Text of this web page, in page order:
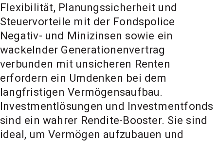
Flexibilität, Planungssicherheit und
Steuervorteile mit der Fondspolice
Negativ- und Minizinsen sowie ein
wackelnder Generationenvertrag
verbunden mit unsicheren Renten
erfordern ein Umdenken bei dem
langfristigen Vermögensaufbau.
Investmentlösungen und Investmentfonds
sind ein wahrer Rendite-Booster. Sie sind
ideal, um Vermögen aufzubauen und